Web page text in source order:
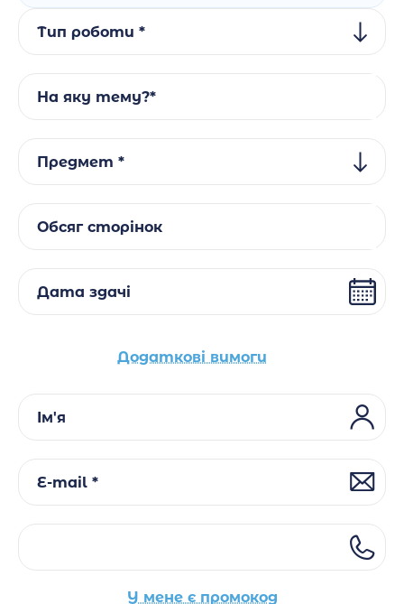
Тип роботи *
На яку тему?*
Предмет *
Обсяг сторінок
Дата здачі
Додаткові вимоги
Ім'я
E-mail *
У мене є промокод